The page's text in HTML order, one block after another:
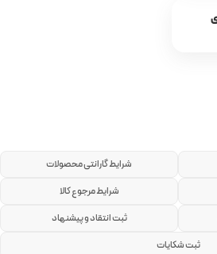
شرایط گارانتی محصولات
شرایط مرجوع کالا
ثبت انتقاد و پیشنهاد
ثبت شکایات